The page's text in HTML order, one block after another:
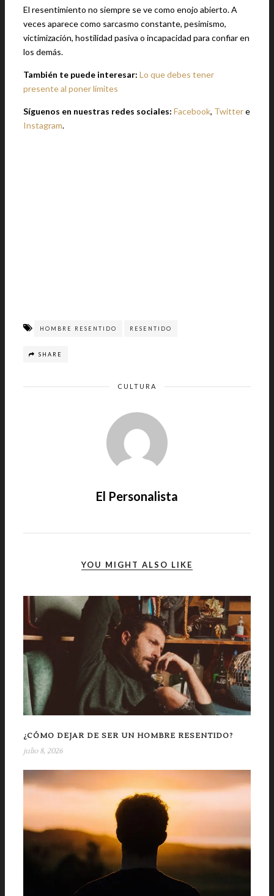
El resentimiento no siempre se ve como enojo abierto. A
veces aparece como sarcasmo constante, pesimismo,
victimización, hostilidad pasiva o incapacidad para confiar en
los demás.
También te puede interesar: Lo que debes tener
presente al poner límites
Síguenos en nuestras redes sociales: Facebook, Twittere
Instagram.
HOMBRE RESENTIDO RESENTIDO
SHARE
CULTURA
El Personalista
YOU MIGHT ALSO LIKE
¿CÓMO DEJAR DE SER UN HOMBRE RESENTIDO?
julio 8, 2026